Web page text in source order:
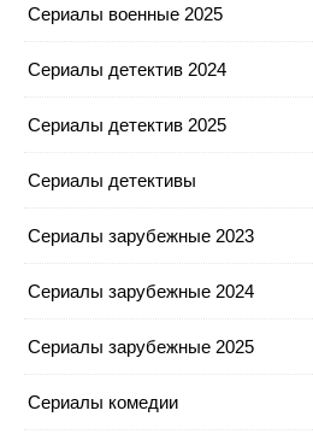
Сериалы военные 2025
Сериалы детектив 2024
Сериалы детектив 2025
Сериалы детективы
Сериалы зарубежные 2023
Сериалы зарубежные 2024
Сериалы зарубежные 2025
Сериалы комедии